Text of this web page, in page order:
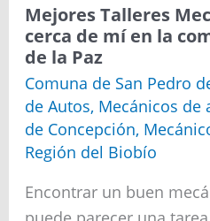
Mejores Talleres
cerca de mí en la
de la Paz
Comuna de San Pedro
de Autos, Mecánicos de
de Concepción,
Región del Biobío
Encontrar un buen
Mejores
Talleres
Mecánicos
de
autos
cerca
de
mí
en
la
de
San